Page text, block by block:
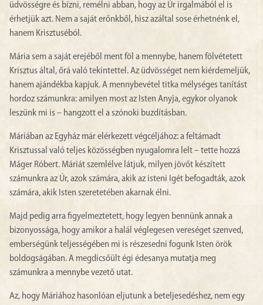
üdvösségre és bízni, remélni abban, hogy az Úr irgalmából el is
érhetjük azt. Nem a saját erőnkből, hisz azáltal sose érhetnénk el,
hanem Krisztuséból.
Mária sem a saját erejéből ment föl a mennybe, hanem fölvétetett
Krisztus által, őrá való tekintettel. Az üdvösséget nem kiérdemeljük,
hanem ajándékba kapjuk. A mennybevétel titka mélységes tanítást
hordoz számunkra: amilyen most az Isten Anyja, egykor olyanok
leszünk mi is – hangzott el a szónoki buzdításban.
Máriában az Egyház már elérkezett végcéljához: a feltámadt
Krisztussal való teljes közösségben nyugalomra lelt – tette hozzá
Máger Róbert. Máriát szemlélve látjuk, milyen jövőt készített
számunkra az Úr, azok számára, akik az isteni Igét befogadták, azok
számára, akik Isten szeretetében akarnak élni.
Majd pedig arra figyelmeztetett, hogy legyen bennünk annak a
bizonyossága, hogy amikor a halál véglegesen vereséget szenved,
emberségünk teljességében mi is részesedni fogunk Isten örök
boldogságában. A megdicsőült égi édesanya mutatja meg
számunkra a mennybe vezető utat.
Az, hogy Máriához hasonlóan eljutunk a beteljesedéshez, nem egy